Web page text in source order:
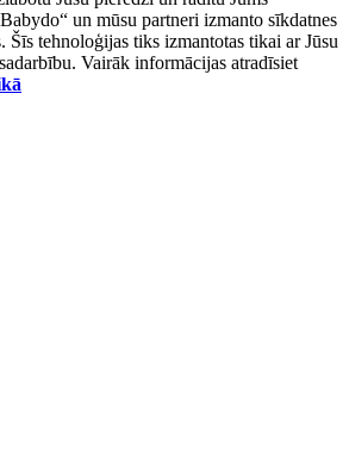
un mūsu partneri izmanto sīkdatnes
Šīs tehnoloģijas tiks izmantotas tikai ar Jūsu
Vairāk informācijas atradīsiet